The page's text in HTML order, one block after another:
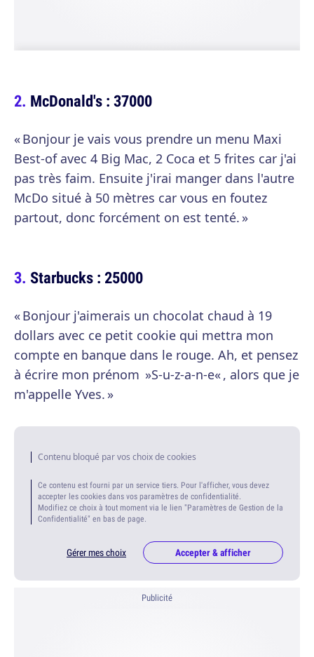
McDonald's : 37000
« Bonjour je vais vous prendre un menu Maxi
Best-of avec 4 Big Mac, 2 Coca et 5 frites car j'ai
pas très faim. Ensuite j'irai manger dans l'autre
McDo situé à 50 mètres car vous en foutez
partout, donc forcément on est tenté. »
Starbucks : 25000
« Bonjour j'aimerais un chocolat chaud à 19
dollars avec ce petit cookie qui mettra mon
compte en banque dans le rouge. Ah, et pensez
à écrire mon prénom »S-u-z-a-n-e« , alors que je
m'appelle Yves. »
Contenu bloqué par vos choix de cookies
Ce contenu est fourni par un service tiers. Pour l'afficher, vous devez
accepter les cookies dans vos paramètres de confidentialité.
Modifiez ce choix à tout moment via le lien "Paramètres de Gestion de la
Confidentialité" en bas de page.
Gérer mes choix Accepter & afficher
Publicité